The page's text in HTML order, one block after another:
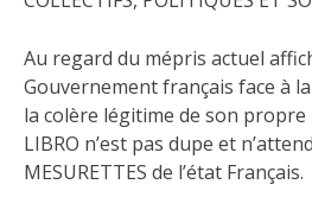
Au regard du mépris actuel
Gouvernement français face à
la colère légitime de son propre
LIBRO n’est pas dupe et
MESURETTES de l’état Français.